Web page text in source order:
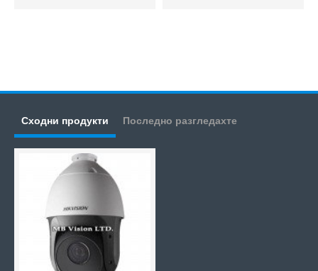
Сходни продукти Последно разгледахте